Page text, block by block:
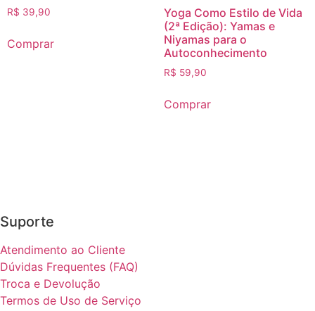
R$ 39,90
Comprar
Yoga Como Estilo de Vida
(2ª Edição): Yamas e
Niyamas para o
Autoconhecimento
R$ 59,90
Comprar
Suporte
Atendimento ao Cliente
Dúvidas Frequentes (FAQ)
Troca e Devolução
Termos de Uso de Serviço